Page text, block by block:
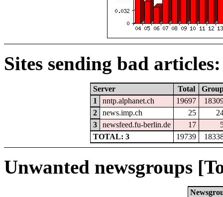
Sites sending bad articles:
Server Total
1
nntp.alphanet.ch 19697
2
news.imp.ch 25
3
newsfeed.fu-berlin.de 17
TOTAL: 3
19739
Unwanted newsgroups